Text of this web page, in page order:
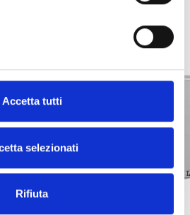
Accetta tutti
selezionati
Rifiuta